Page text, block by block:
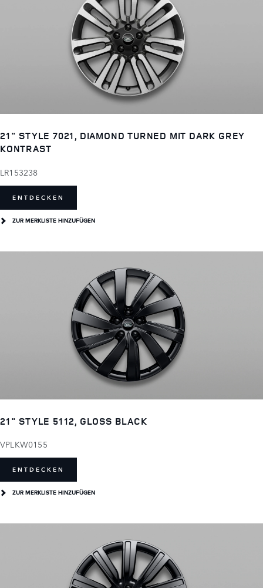
21" STYLE 7021, DIAMOND TURNED MIT DARK GREY
KONTRAST
LR153238
ENTDECKEN
ZUR MERKLISTE HINZUFÜGEN
21" STYLE 5112, GLOSS BLACK
VPLKW0155
ENTDECKEN
ZUR MERKLISTE HINZUFÜGEN